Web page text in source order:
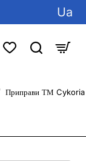
Ua
Приправи ТМ Cykoria